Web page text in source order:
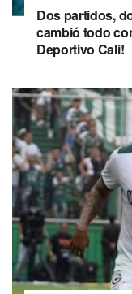
Dos partidos,
cambió todo
Deportivo Cali!